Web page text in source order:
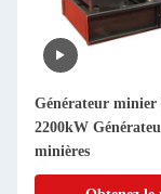
Générateur minier
2200kW
minières